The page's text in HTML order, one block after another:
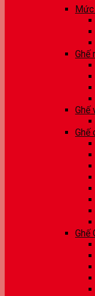
Ghế
Ghế
Ghế
Ghế